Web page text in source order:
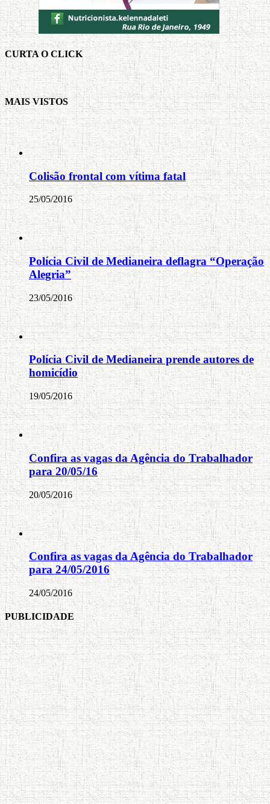
CURTA O CLICK
MAIS VISTOS
Colisão frontal com vítima fatal
25/05/2016
Polícia Civil de Medianeira deflagra “Operação
Alegria”
23/05/2016
Polícia Civil de Medianeira prende autores de
homicídio
19/05/2016
Confira as vagas da Agência do Trabalhador
para 20/05/16
20/05/2016
Confira as vagas da Agência do Trabalhador
para 24/05/2016
24/05/2016
PUBLICIDADE